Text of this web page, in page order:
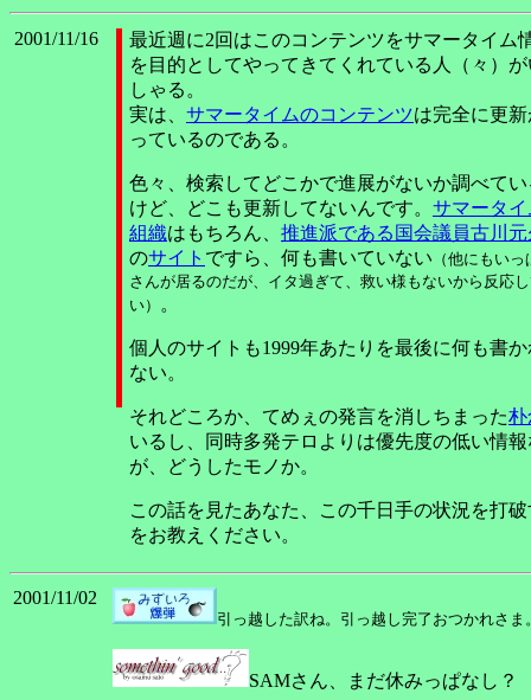
2001/11/16
最近週に2回はこのコンテンツをサマータイム
を目的としてやってきてくれている人（々）
しゃる。
実は、 サマータイムのコンテンツは完全に更
っているのである。
色々、検索してどこかで進展がないか調べて
けど、どこも更新してないんです。 サマータ
組織はもちろん、 推進派である国会議員古川
のサイト ですら、何も書いていない （他にもい
さんが居るのだが、イタ過ぎて、救い様もないから反応
い）
。
個人のサイトも1999年あたりを最後に何も書
ない。
それどころか、てめぇの発言を消しちまった朴
いるし、同時多発テロよりは優先度の低い情
が、どうしたモノか。
この話を見たあなた、この千日手の状況を打
をお教えください。
2001/11/02
引っ越した訳ね。引っ越し完了おつかれさま
SAMさん、まだ休みっぱなし？